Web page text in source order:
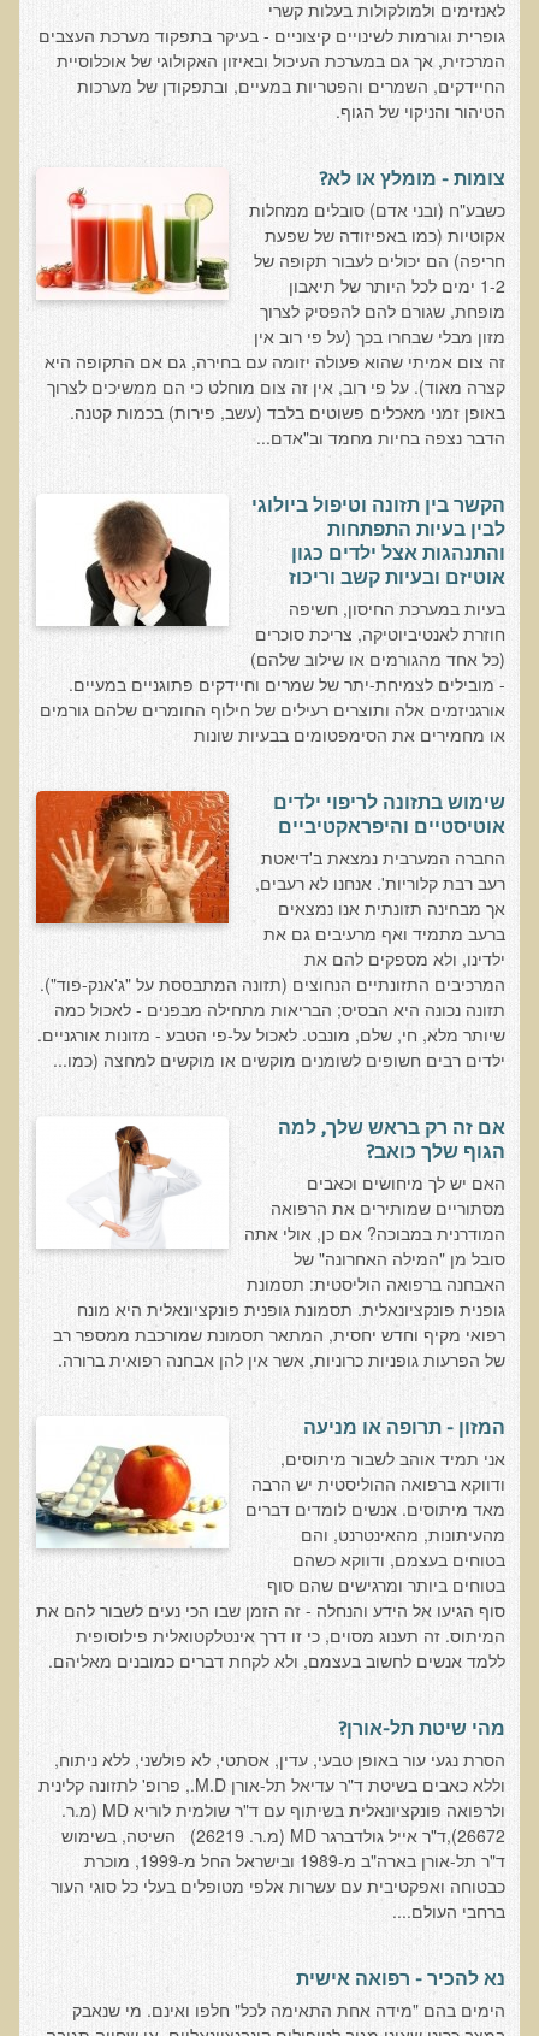
וידאו סדנת מערכת החיסון
כל האמת על שמנים ושומנים
רכישת סדנת כל האמת על שמנים ושומנים
רכישת סדנת מדיטציה
וידאו מדיטציה - כל החלקים
וידאו מדיטציה - חלק 1 - הסבר כללי
טבעונות הלכה למעשה
רכישת סדנת טבעונות הלכה למעשה
הרצאות ואירועים
סדנה בנושא: התא ובריאותך
חבקו את השמש! הרצאת זום
מפגש קולנועי עם דר' עדיאל תל-אורן
כנס אוכלים בריא 8
כנס בריאות העור, השיער והציפורניים - והקשר העמוק לבריאות הגוף
הפנימי והמח
הרצאה: תבוסת הסרטן - מהפכת הגילוי המוקדם
הרצאה: סודות האפיגנטיקה
עידן המחלות האוטו-אימוניות - מינקות ועד בגרות
הרצאות מוקלטות בעברית
תנועה תקינה במפרקים
עיבוד מזון - כל הסודות
הקשר התזונתי בין דלקת לסוכרת
כיצד מזונות תמימים הורסים את בריאותנו
כיצד לחיות חיים ארוכים ובריאים
המזון – תרופה או מניעה
טיהור רעלים בראי הרפואה הפונקציונאלית
בריאות המוח
תנועת המזון הבריא בשוליים
סרטן ובדיקת ה-AMAS
חיסונים ונושאים נוספים
הרצאה בנושא ניקוי רעלים
טבעונות במשפחה
הגיל והתרגיל
האמת על החלבונים
מהי רפואה פונקציונאלית
מיתוס הדיאטה
הרפואה הפונקציונאלית מול הרפואה הממסדית
גנטיקה ותזונה - מה משפיע על מה?
בדיקות מעבדה לרגישות לגלוטן
איך ומדוע נוצרו נגעי העור שלנו?
קליניקות עור להסרת נגעי עור
פאנל עימות בין מומחים - מזון מהחי כן או לא?
טעויות, שגיאות ומיתוסים בתנועת הרו-פוד
הרצאות מוקלטות באנגלית
לאנזימים ולמולקולות בעלות קשרי
גופרית וגורמות לשינויים קיצוניים - בעיקר בתפקוד מערכת העצבים
המרכזית, אך גם במערכת העיכול ובאיזון האקולוגי של אוכלוסיית
החיידקים, השמרים והפטריות במעיים, ובתפקודן של מערכות
הטיהור והניקוי של הגוף.
צומות - מומלץ או לא?
כשבע"ח (ובני אדם) סובלים ממחלות
אקוטיות (כמו באפיזודה של שפעת
חריפה) הם יכולים לעבור תקופה של
1-2 ימים לכל היותר של תיאבון
מופחת, שגורם להם להפסיק לצרוך
מזון מבלי שבחרו בכך (על פי רוב אין
זה צום אמיתי שהוא פעולה יזומה עם בחירה, גם אם התקופה היא
קצרה מאוד). על פי רוב, אין זה צום מוחלט כי הם ממשיכים לצרוך
באופן זמני מאכלים פשוטים בלבד (עשב, פירות) בכמות קטנה.
הדבר נצפה בחיות מחמד וב"אדם...
הקשר בין תזונה וטיפול ביולוגי
לבין בעיות התפתחות
והתנהגות אצל ילדים כגון
אוטיזם ובעיות קשב וריכוז
בעיות במערכת החיסון, חשיפה
חוזרת לאנטיביוטיקה, צריכת סוכרים
(כל אחד מהגורמים או שילוב שלהם)
- מובילים לצמיחת-יתר של שמרים וחיידקים פתוגניים במעיים.
אורגניזמים אלה ותוצרים רעילים של חילוף החומרים שלהם גורמים
או מחמירים את הסימפטומים בבעיות שונות
שימוש בתזונה לריפוי ילדים
אוטיסטיים והיפראקטיביים
החברה המערבית נמצאת ב'דיאטת
רעב רבת קלוריות'. אנחנו לא רעבים,
אך מבחינה תזונתית אנו נמצאים
ברעב מתמיד ואף מרעיבים גם את
ילדינו, ולא מספקים להם את
המרכיבים התזונתיים הנחוצים (תזונה המתבססת על "ג'אנק-פוד").
תזונה נכונה היא הבסיס; הבריאות מתחילה מבפנים - לאכול כמה
שיותר מלא, חי, שלם, מונבט. לאכול על-פי הטבע - מזונות אורגניים.
ילדים רבים חשופים לשומנים מוקשים או מוקשים למחצה (כמו...
אם זה רק בראש שלך, למה
הגוף שלך כואב?
האם יש לך מיחושים וכאבים
מסתוריים שמותירים את הרפואה
המודרנית במבוכה? אם כן, אולי אתה
סובל מן "המילה האחרונה" של
האבחנה ברפואה הוליסטית: תסמונת
גופנית פונקציונאלית. תסמונת גופנית פונקציונאלית היא מונח
רפואי מקיף וחדש יחסית, המתאר תסמונת שמורכבת ממספר רב
של הפרעות גופניות כרוניות, אשר אין להן אבחנה רפואית ברורה.
המזון - תרופה או מניעה
אני תמיד אוהב לשבור מיתוסים,
ודווקא ברפואה ההוליסטית יש הרבה
מאד מיתוסים. אנשים לומדים דברים
מהעיתונות, מהאינטרנט, והם
בטוחים בעצמם, ודווקא כשהם
בטוחים ביותר ומרגישים שהם סוף
סוף הגיעו אל הידע והנחלה - זה הזמן שבו הכי נעים לשבור להם את
המיתוס. זה תענוג מסוים, כי זו דרך אינטלקטואלית פילוסופית
ללמד אנשים לחשוב בעצמם, ולא לקחת דברים כמובנים מאליהם.
מהי שיטת תל-אורן?
הסרת נגעי עור באופן טבעי, עדין, אסתטי, לא פולשני, ללא ניתוח,
וללא כאבים בשיטת ד"ר עדיאל תל-אורן M.D., פרופ' לתזונה קלינית
ולרפואה פונקציונאלית בשיתוף עם ד"ר שולמית לוריא MD (מ.ר.
26672),ד"ר אייל גולדברגר MD (מ.ר. 26219) השיטה, בשימוש
ד"ר תל-אורן בארה"ב מ-1989 ובישראל החל מ-1999, מוכרת
כבטוחה ואפקטיבית עם עשרות אלפי מטופלים בעלי כל סוגי העור
ברחבי העולם....
נא להכיר - רפואה אישית
הימים בהם "מידה אחת התאימה לכל" חלפו ואינם. מי שנאבק